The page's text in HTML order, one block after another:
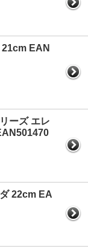
EAN
ーズ エレ
22cm EA